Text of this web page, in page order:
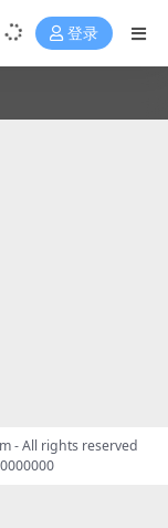
登录
- All rights reserved